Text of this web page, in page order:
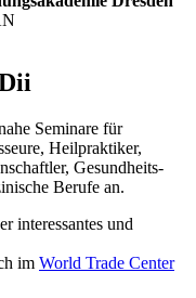
Seminare für
Heilpraktiker,
Gesundheits-
Berufe an.
interessantes und
im World Trade Center